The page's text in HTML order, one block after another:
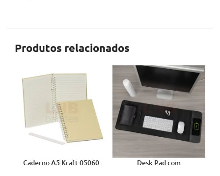
Produtos relacionados
Caderno A5 Kraft 05060
Desk Pad com